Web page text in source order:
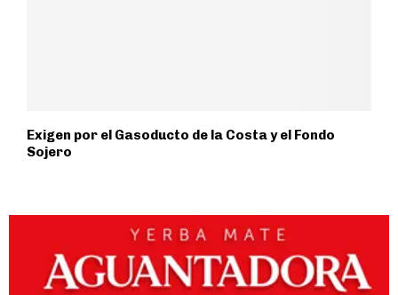
Exigen por el Gasoducto de la Costa y el Fondo
Sojero